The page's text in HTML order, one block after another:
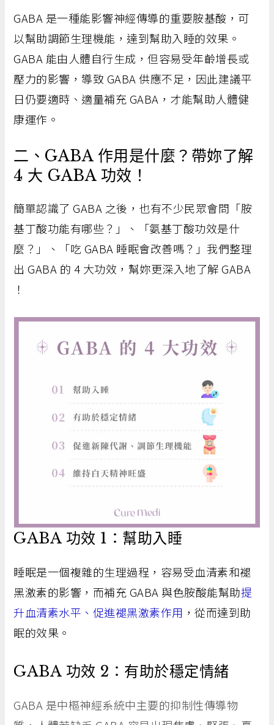
GABA 是一種能影響神經傳導的重要胺基酸，可
以幫助調節生理機能，達到幫助入睡的效果。
GABA 能由人體自行生成，但容易受年齡增長或
壓力的影響，導致 GABA 供應不足，因此建議平
日仍要適時、適量補充 GABA，才能幫助人體健
康運作。
二、GABA 作用是什麼？帶妳了解
4 大 GABA 功效！
簡單認識了 GABA 之後，也有不少民眾會問「胺
基丁酸功能有哪些？」、「氨基丁酸功效是什
麼？」、「吃 GABA 睡眠會改善嗎？」我們整理
出 GABA 的 4 大功效，幫妳更深入地了解 GABA
！
GABA 功效 1：幫助入睡
睡眠是一個複雜的生理過程，容易受血清素和褪
黑激素的影響，而補充 GABA 與色胺酸能幫助提
升血清素水平、促進褪黑激素作用 ，從而達到助
眠的效果。
GABA 功效 2：有助於穩定情緒
GABA 是中樞神經系統中主要的抑制性傳導物